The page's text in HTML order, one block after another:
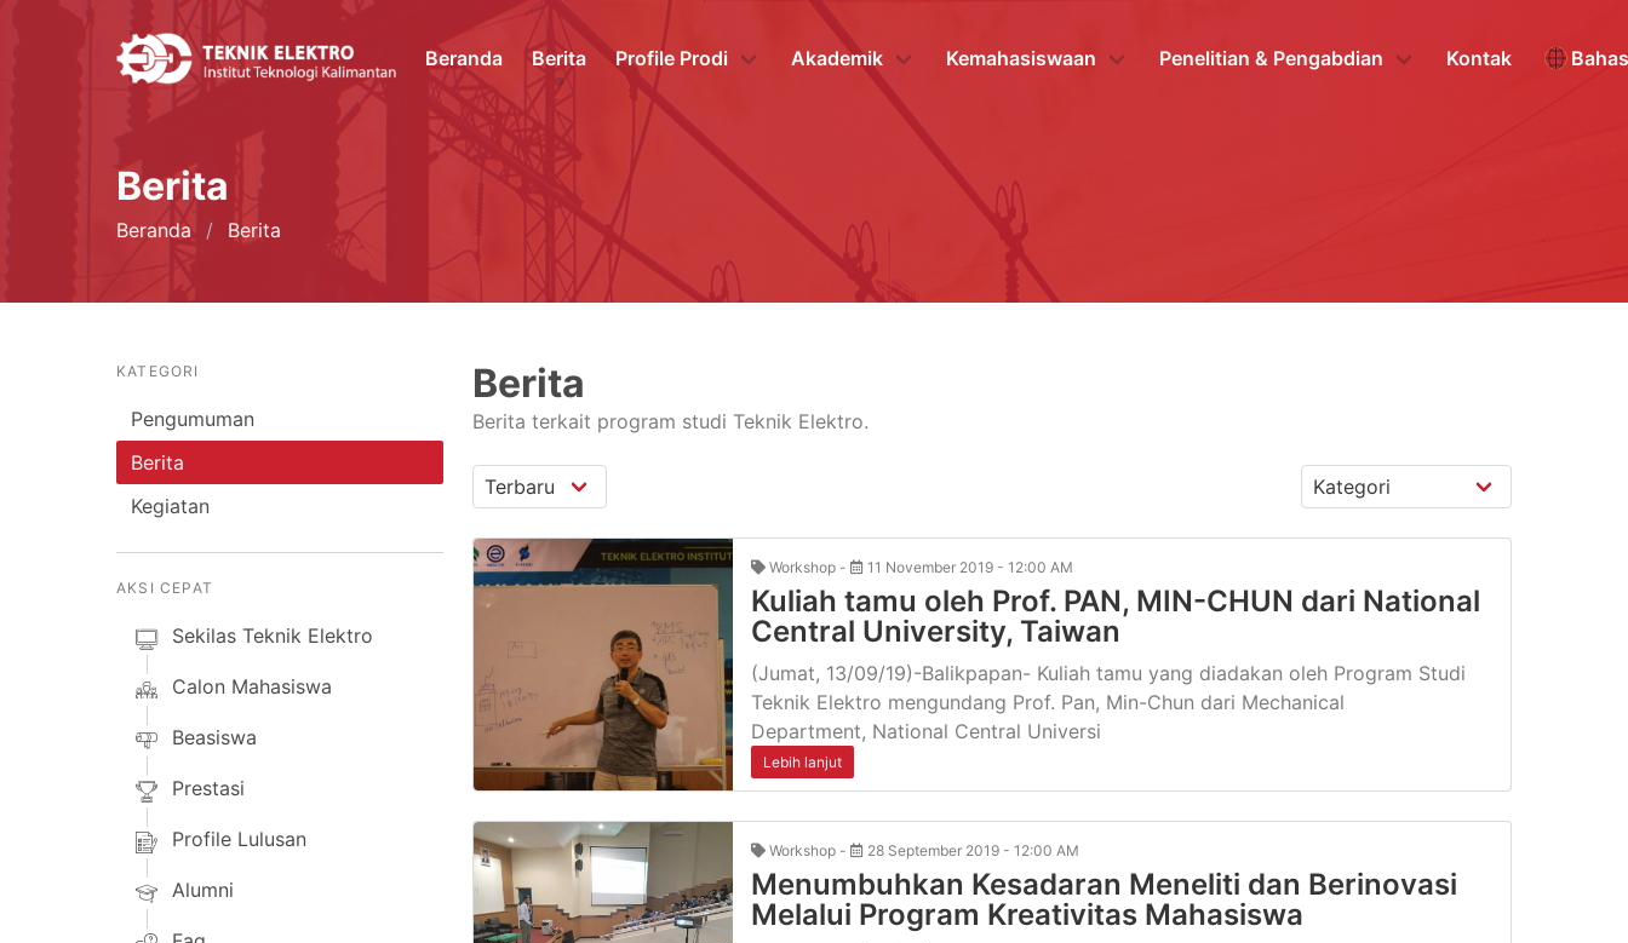
Beranda Berita Profile Prodi Akademik Kemahasiswaan Penelitian & Pengabdian Kontak
Berita
Beranda Berita
KATEGORI
Pengumuman
Berita
Kegiatan
AKSI CEPAT
Sekilas Teknik Elektro
Calon Mahasiswa
Beasiswa
Prestasi
Profile Lulusan
Alumni
Berita
Berita terkait program studi Teknik Elektro.
Workshop - 11 November 2019 - 12:00 AM
Kuliah tamu oleh Prof. PAN, MIN-CHUN dari National
Central University, Taiwan
(Jumat, 13/09/19)-Balikpapan- Kuliah tamu yang diadakan oleh Program Studi
Teknik Elektro mengundang Prof. Pan, Min-Chun dari Mechanical
Department, National Central Universi
Lebih lanjut
Workshop - 28 September 2019 - 12:00 AM
Menumbuhkan Kesadaran Meneliti dan Berinovasi
Melalui Program Kreativitas Mahasiswa